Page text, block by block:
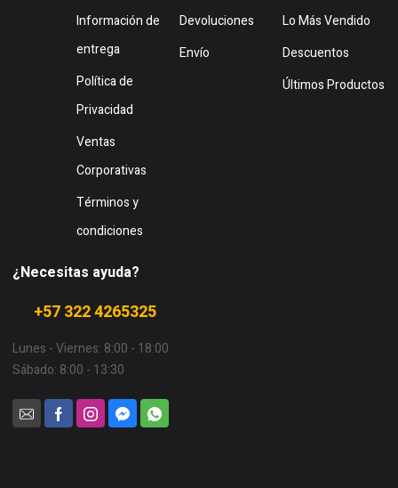
Información de
entrega
Política de
Privacidad
Ventas
Corporativas
Términos y
condiciones
Devoluciones
Envío
Lo Más Vendido
Descuentos
Últimos Productos
¿Necesitas ayuda?
+57 322 4265325
Lunes - Viernes: 8:00 - 18:00
Sábado: 8:00 - 13:30